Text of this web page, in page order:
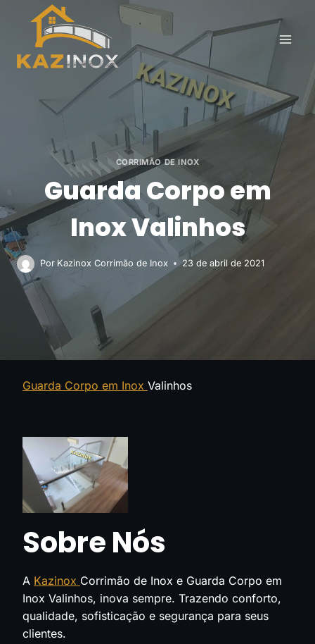
Conteúdo
CORRIMÃO DE INOX
Guarda Corpo em
Inox Valinhos
Por Kazinox Corrimão de Inox 23 de abril de 2021
Guarda Corpo em Inox Valinhos
Sobre Nós
A Kazinox Corrimão de Inox e Guarda Corpo em
Inox Valinhos, inova sempre. Trazendo conforto,
qualidade, sofisticação e segurança para seus
clientes.